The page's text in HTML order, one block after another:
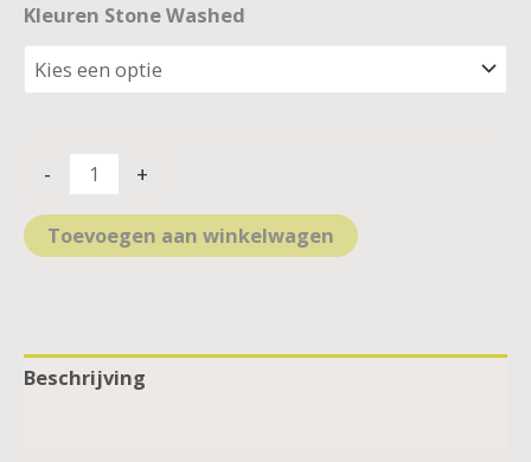
Kleuren Stone Washed
- +
Toevoegen aan winkelwagen
Beschrijving